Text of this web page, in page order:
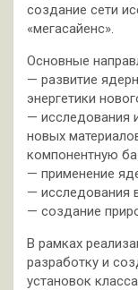
создание сети
«мегасайенс».
Основные
— развитие
энергетики
— исследования
новых
компонентную
— применение
— исследования
— создание
В рамках
разработку и
установок